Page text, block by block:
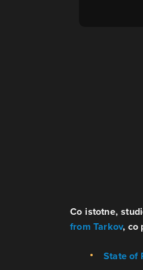
Co istotne,
from Tarkov, co
State of